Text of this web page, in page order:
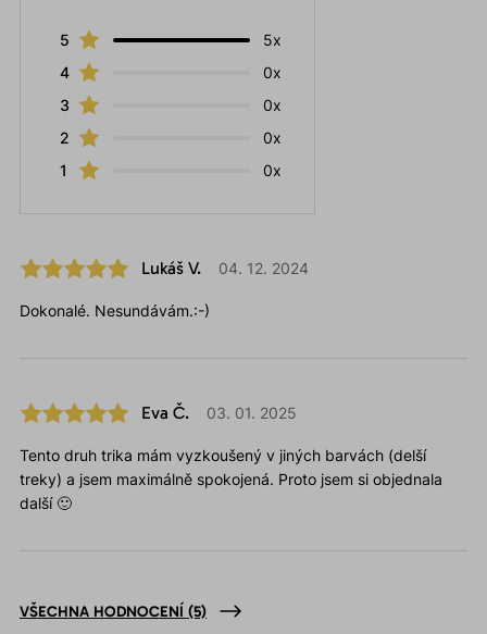
5
5x
4
0x
3
0x
2
0x
1
0x
Lukáš V. 04. 12. 2024
Dokonalé. Nesundávám.:-)
Eva Č. 03. 01. 2025
Tento druh trika mám vyzkoušený v jiných barvách (delší
treky) a jsem maximálně spokojená. Proto jsem si objednala
další 🙂
VŠECHNA HODNOCENÍ (5)